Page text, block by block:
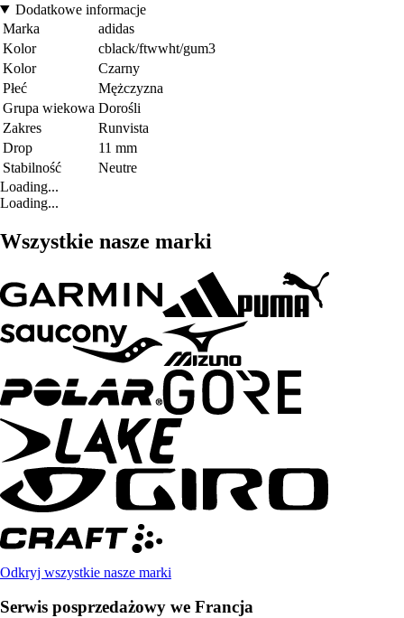
Dodatkowe informacje
Marka
adidas
Kolor
cblack/ftwwht/gum3
Kolor
Czarny
Płeć
Mężczyzna
Grupa wiekowa Dorośli
Zakres
Runvista
Drop
11 mm
Stabilność
Neutre
Loading...
Loading...
Wszystkie nasze marki
Odkryj wszystkie nasze marki
Serwis posprzedażowy we Francja